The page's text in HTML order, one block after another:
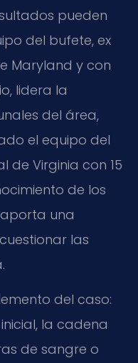
pueden
del bufete, ex
Maryland y con
lidera la
del área,
el equipo del
de Virginia con 15
de los
una
las
del caso:
la cadena
de sangre o